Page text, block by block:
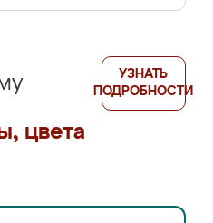
цвета
УЗНАТЬ
ПОДРОБНОСТИ